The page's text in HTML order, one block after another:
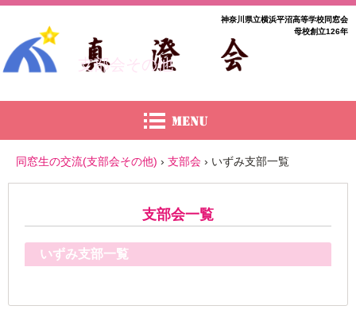
支部会その他
神奈川県立横浜平沼高等学校同窓会
母校創立126年
同窓生の交流(支部会その他) › 支部会 › いずみ支部一覧
支部会一覧
いずみ支部一覧